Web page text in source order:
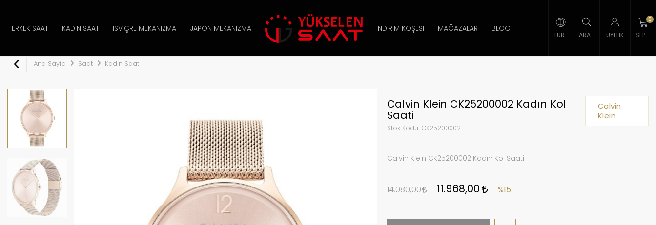
ERKEK SAAT KADIN SAAT İSVIÇRE MEKANIZMA JAPON MEKANIZMA İNDIRIM KÖŞESI MAĞAZALAR BLOG
ÜYELIK
0
Ana Sayfa Saat Kadın Saat
Calvin
Klein
Calvin Klein CK25200002 Kadın Kol
Saati
Stok Kodu: CK25200002
Calvin Klein CK25200002 Kadın Kol Saati
14.080,00 11.968,00 %15